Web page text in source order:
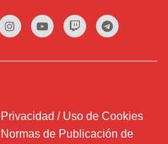
/ Uso de Cookies
de Publicación de